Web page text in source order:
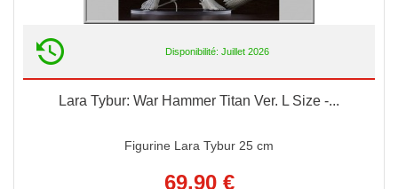
Disponibilité: Juillet 2026
Lara Tybur: War Hammer Titan Ver. L Size -...
Figurine Lara Tybur 25 cm
69,90 €